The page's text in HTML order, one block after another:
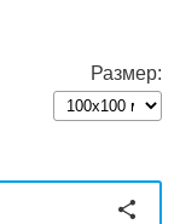
Размер: